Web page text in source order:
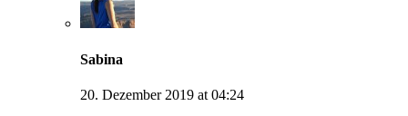
Sabina
20. Dezember 2019 at 04:24